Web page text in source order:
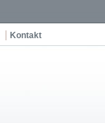
Kontakt